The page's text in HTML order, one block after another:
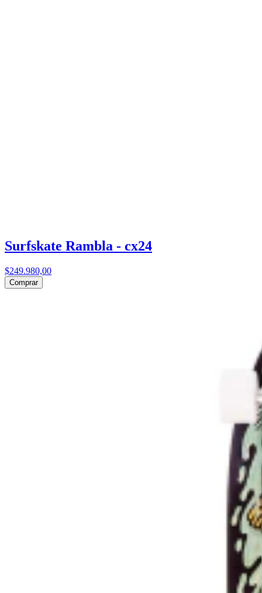
Surfskate Rambla - cx24
$249.980,00
Comprar